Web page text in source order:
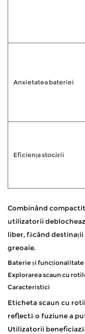
Anxietatea bateriei
Eficiența stocării
Combinând
utilizatorii
liber, făcând
greoaie.
Baterie și
Explorarea scaun cu
Caracteristici
Eticheta scaun cu
reflectă o fuziune a
Utilizatorii